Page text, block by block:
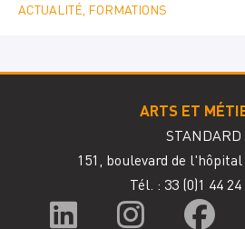
ACTUALITÉ, FORMATIONS
ARTS ET
STANDARD
151, boulevard de
Tél. : 33 (0)1 44